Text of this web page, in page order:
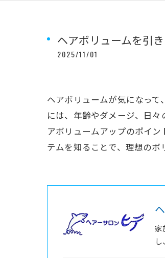
ヘアボリュームを引
2025/11/01
ヘアボリュームが気になっ
には、年齢やダメージ、日
アボリュームアップのポイ
テムを知ることで、理想のボ
家